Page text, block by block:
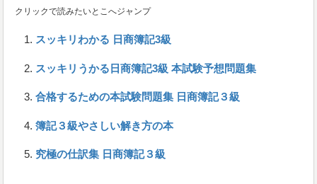
クリックで読みたいとこへジャンプ
スッキリわかる 日商簿記3級
スッキリうかる日商簿記3級 本試験予想問題集
合格するための本試験問題集 日商簿記３級
簿記３級やさしい解き方の本
究極の仕訳集 日商簿記３級